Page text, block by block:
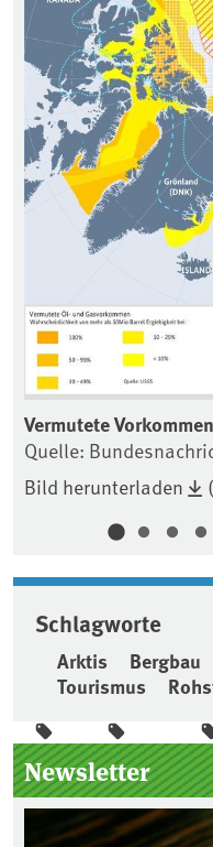
Vermutete
Quelle:
Bild herunterladen
Schlagworte
Arktis Bergbau
Tourismus
Seitenleiste
Newsletter